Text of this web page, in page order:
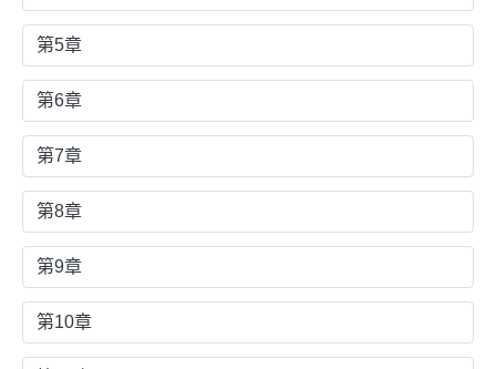
第5章
第6章
第7章
第8章
第9章
第10章